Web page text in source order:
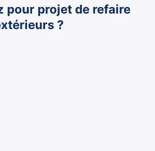
pour projet de refaire
?